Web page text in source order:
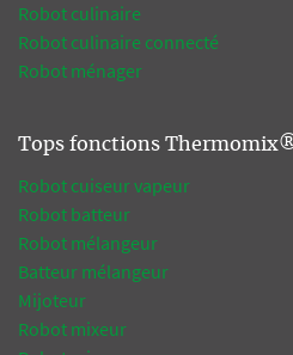
Robot culinaire
Robot culinaire connecté
Robot ménager
Tops fonctions
Robot cuiseur vapeur
Robot batteur
Robot mélangeur
Batteur mélangeur
Mijoteur
Robot mixeur